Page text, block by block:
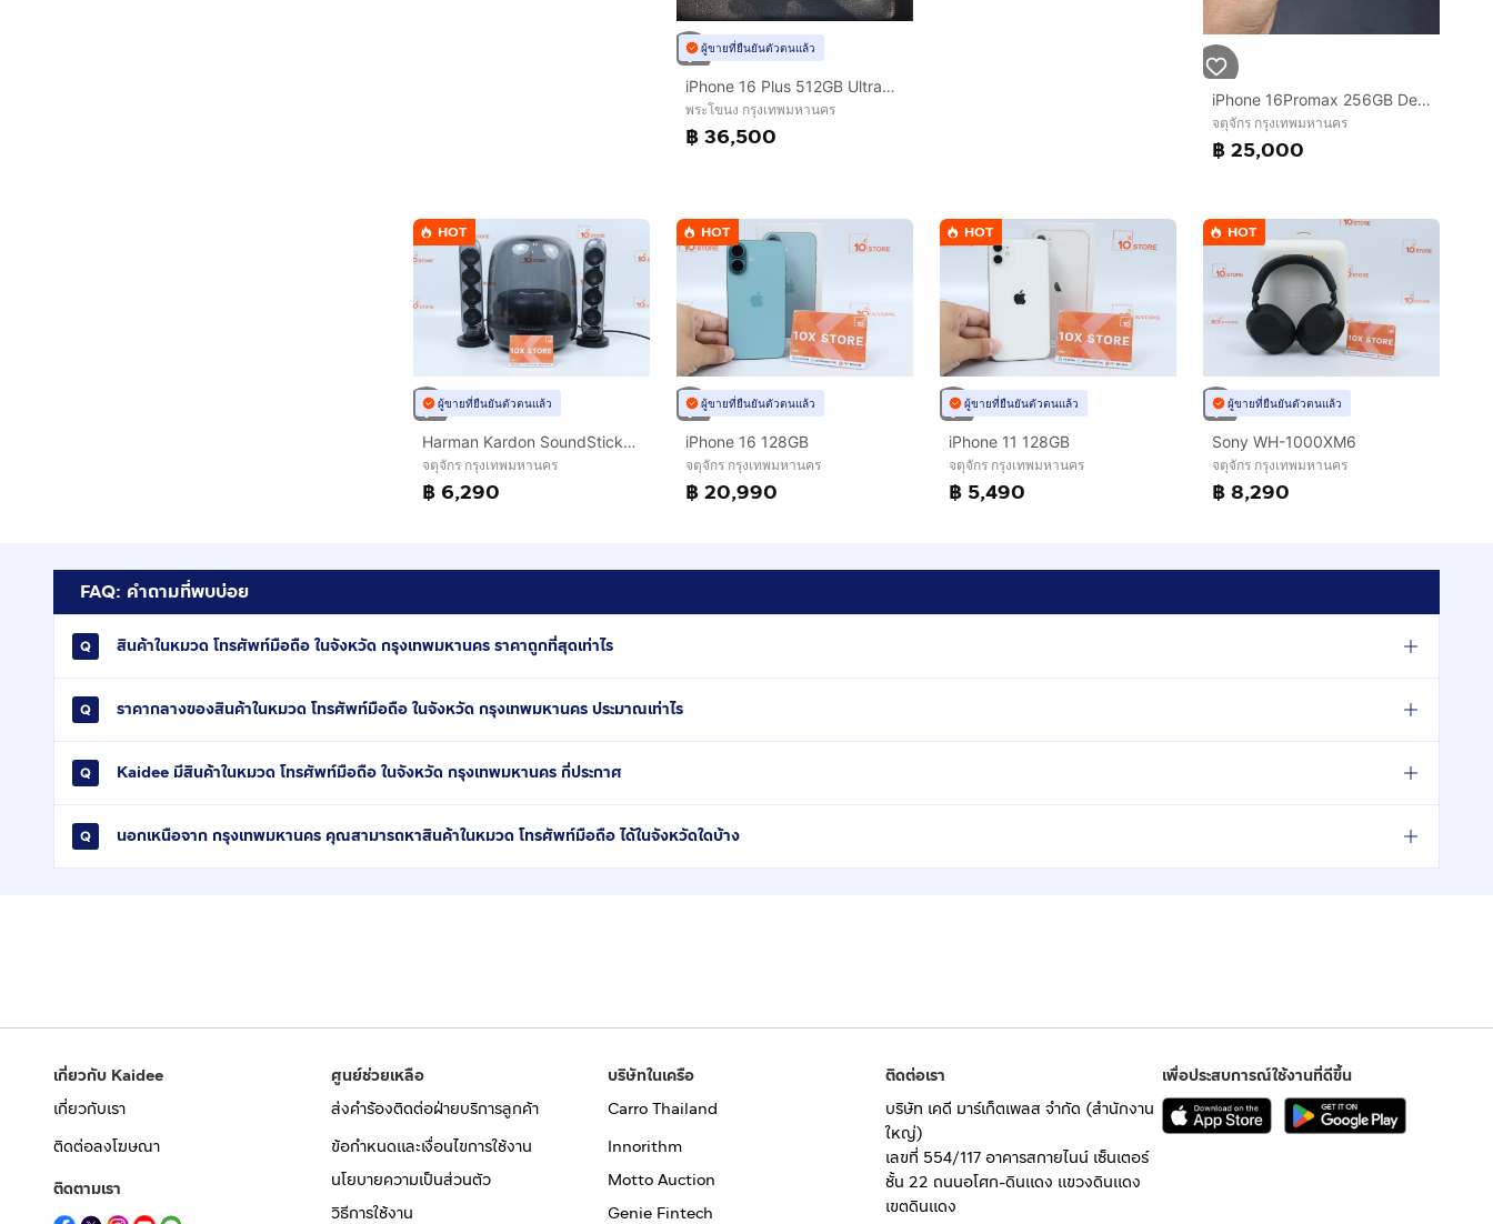
ผู้ขายที่ยืนยันตัวตนแล้ว
iPhone 16 Plus 512GB Ultramarine
พระโขนง กรุงเทพมหานคร
฿ 36,500
iPhone 16Promax 256GB Desertมีตำหนิ จอเป็นจุด 1จุด เล็กๆ ตรงขอบเครื่องขอลูกค้าที่รับได้นะคะ
จตุจักร กรุงเทพมหานคร
฿ 25,000
HOT
ผู้ขายที่ยืนยันตัวตนแล้ว
Harman Kardon SoundSticks 4
จตุจักร กรุงเทพมหานคร
฿ 6,290
HOT
ผู้ขายที่ยืนยันตัวตนแล้ว
iPhone 16 128GB
จตุจักร กรุงเทพมหานคร
฿ 20,990
HOT
ผู้ขายที่ยืนยันตัวตนแล้ว
iPhone 11 128GB
จตุจักร กรุงเทพมหานคร
฿ 5,490
HOT
ผู้ขายที่ยืนยันตัวตนแล้ว
Sony WH-1000XM6
จตุจักร กรุงเทพมหานคร
฿ 8,290
FAQ: คำถามที่พบบ่อย
สินค้าในหมวด โทรศัพท์มือถือ ในจังหวัด กรุงเทพมหานคร ราคาถูกที่สุดเท่าไร
ราคากลางของสินค้าในหมวด โทรศัพท์มือถือ ในจังหวัด กรุงเทพมหานคร ประมาณเท่าไร
Kaidee มีสินค้าในหมวด โทรศัพท์มือถือ ในจังหวัด กรุงเทพมหานคร กี่ประกาศ
นอกเหนือจาก กรุงเทพมหานคร คุณสามารถหาสินค้าในหมวด โทรศัพท์มือถือ ได้ในจังหวัดใดบ้าง
เกี่ยวกับ Kaidee
เกี่ยวกับเรา
ติดต่อลงโฆษณา
ติดตามเรา
ศูนย์ช่วยเหลือ
ส่งคำร้องติดต่อฝ่ายบริการลูกค้า
ข้อกำหนดและเงื่อนไขการใช้งาน
นโยบายความเป็นส่วนตัว
วิธีการใช้งาน
บริษัทในเครือ
Carro Thailand
Innorithm
Motto Auction
Genie Fintech
ติดต่อเรา
บริษัท เคดี มาร์เก็ตเพลส จำกัด (สำนักงาน
ใหญ่)
เลขที่ 554/117 อาคารสกายไนน์ เซ็นเตอร์
ชั้น 22 ถนนอโศก-ดินแดง แขวงดินแดง
เขตดินแดง
เพื่อประสบการณ์ใช้งานที่ดีขึ้น